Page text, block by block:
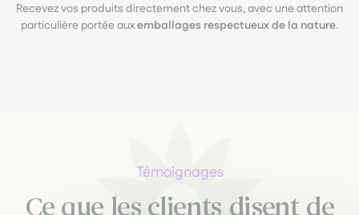
Recevez vos produits directement chez vous, avec une attention
particulière portée auxemballages respectueux de la nature.
Témoignages
Ce que les clients disent de